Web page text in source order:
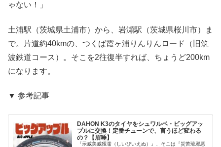
ゃない！」
土浦駅（茨城県土浦市）から、岩瀬駅（茨城県桜川市）ま
で。片道約40kmの、つくば霞ヶ浦りんりんロード（旧筑
波鉄道コース）。そこを2往復半すれば、ちょうど200km
になります。
▼ 参考記事
DAHON K3のタイヤをシュワルベ・ビッグアッ
プルに交換！定番チューンで、言うほど変わる
の？【眉唾】
『示威美威獲濡（しいびいえぬ）』、そこは『災苦琉邪悪